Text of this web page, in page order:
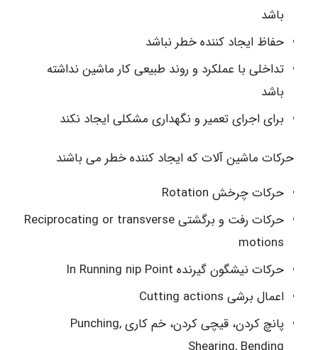
باشد
حفاظ ایجاد کننده خطر نباشد
تداخلی با عملکرد و روند طبیعی کار ماشین نداشته
باشد
برای اجرای تعمیر و نگهداری مشکلی ایجاد نکند
حرکات ماشین آلات که ایجاد کننده خطر می باشند
حرکات چرخش Rotation
حرکات رفت و برگشتی Reciprocating or transverse
motions
حرکات نیشگون گیرنده In Running nip Point
اعمال برشی Cutting actions
پانچ کردن، قیچی کردن، خم کاری Punching,